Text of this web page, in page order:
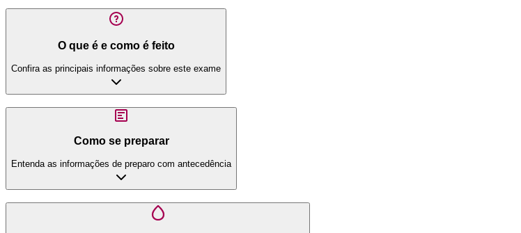
O que é e como é feito
Confira as principais informações sobre este exame
Como se preparar
Entenda as informações de preparo com antecedência